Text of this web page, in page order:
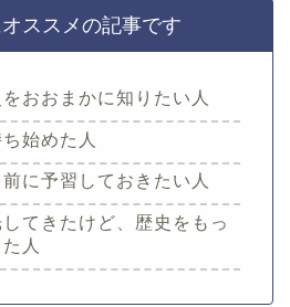
ススメの記事です
おおまかに知りたい人
始めた人
に予習しておきたい人
てきたけど、歴史をもっ
人